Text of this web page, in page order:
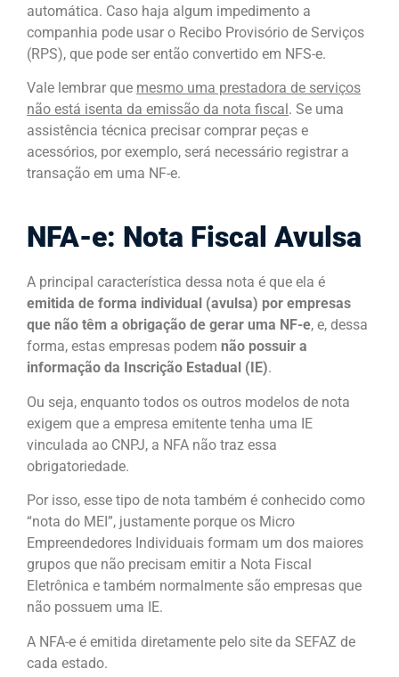
automática. Caso haja algum impedimento a
companhia pode usar o Recibo Provisório de Serviços
(RPS), que pode ser então convertido em NFS-e.
Vale lembrar que mesmo uma prestadora de serviços
não está isenta da emissão da nota fiscal . Se uma
assistência técnica precisar comprar peças e
acessórios, por exemplo, será necessário registrar a
transação em uma NF-e.
NFA-e: Nota Fiscal Avulsa
A principal característica dessa nota é que ela é
emitida de forma individual (avulsa) por empresas
que não têm a obrigação de gerar uma NF-e, e, dessa
forma, estas empresas podem não possuir a
informação da Inscrição Estadual (IE).
Ou seja, enquanto todos os outros modelos de nota
exigem que a empresa emitente tenha uma IE
vinculada ao CNPJ, a NFA não traz essa
obrigatoriedade.
Por isso, esse tipo de nota também é conhecido como
“nota do MEI”, justamente porque os Micro
Empreendedores Individuais formam um dos maiores
grupos que não precisam emitir a Nota Fiscal
Eletrônica e também normalmente são empresas que
não possuem uma IE.
A NFA-e é emitida diretamente pelo site da SEFAZ de
cada estado.